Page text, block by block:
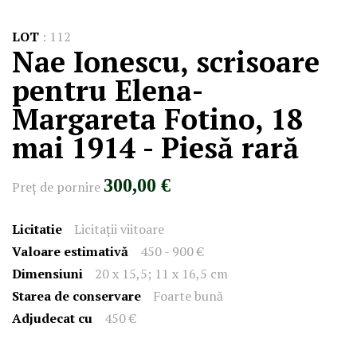
LOT : 112
Nae Ionescu, scrisoare
pentru Elena-
Margareta Fotino, 18
mai 1914 - Piesă rară
Preţ de pornire 300,00 €
Licitatie
Licitații viitoare
Valoare estimativă
450 - 900 €
Dimensiuni
20 x 15,5; 11 x 16,5 cm
Starea de conservare
Foarte bună
Adjudecat cu
450 €